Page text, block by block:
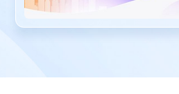
关于东信